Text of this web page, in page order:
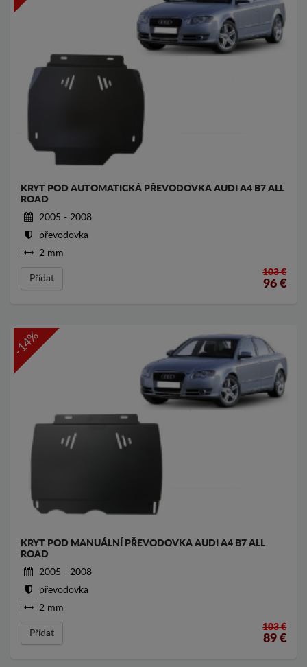
KRYT POD AUTOMATICKÁ PŘEVODOVKA AUDI A4 B7 ALL
ROAD
2005 - 2008
převodovka
2 mm
Přídat
103 €
96 €
-14%
KRYT POD MANUÁLNÍ PŘEVODOVKA AUDI A4 B7 ALL
ROAD
2005 - 2008
převodovka
2 mm
Přídat
103 €
89 €